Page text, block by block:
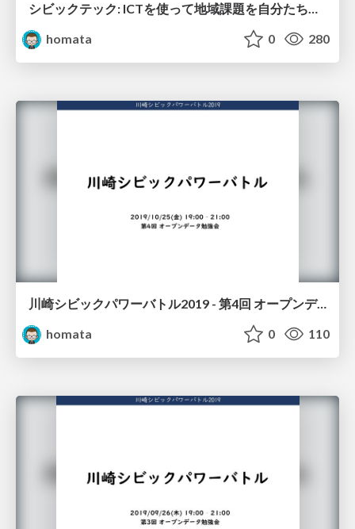
シビックテック: ICTを使って地域課題を自分たちで解決する
homata
0 280
川崎シビックパワーバトル2019 - 第4回 オープンデータ勉強会
homata
0 110